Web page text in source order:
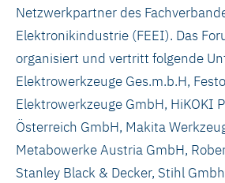
Netzwerkpartner des
Elektronikindustrie (FEEI). Das
organisiert und vertritt folgende
Elektrowerkzeuge Ges.m.b.H,
Elektrowerkzeuge GmbH, HiKOKI
Österreich GmbH, Makita
Metabowerke Austria GmbH,
Stanley Black & Decker, Stihl